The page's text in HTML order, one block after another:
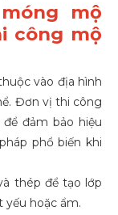
mộ
công mộ
vào địa hình
Đơn vị thi công
đảm bảo hiệu
phổ biến khi
thép để tạo lớp
hoặc ẩm.